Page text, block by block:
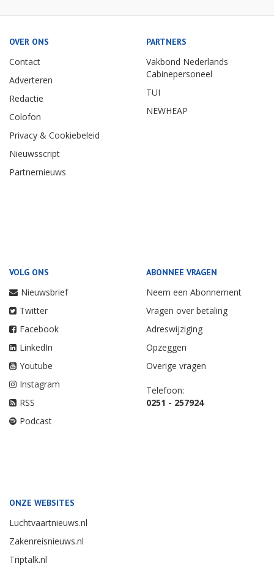
OVER ONS
Contact
Adverteren
Redactie
Colofon
Privacy & Cookiebeleid
Nieuwsscript
Partnernieuws
PARTNERS
Vakbond Nederlands
Cabinepersoneel
TUI
NEWHEAP
VOLG ONS
Nieuwsbrief
Twitter
Facebook
LinkedIn
Youtube
Instagram
RSS
Podcast
ABONNEE VRAGEN
Neem een Abonnement
Vragen over betaling
Adreswijziging
Opzeggen
Overige vragen
Telefoon:
0251 - 257924
ONZE WEBSITES
Luchtvaartnieuws.nl
Zakenreisnieuws.nl
Triptalk.nl